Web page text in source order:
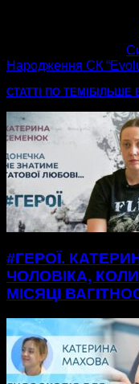
Народження СК
СТАТТІ ПО ТЕМІ БІЛЬШЕ
#ГЕРОЇ.
ЧОЛОВІКА,
МІСЯЦІ